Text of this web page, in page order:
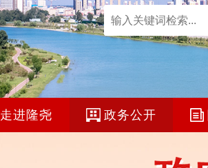
走进隆尧 政务公开